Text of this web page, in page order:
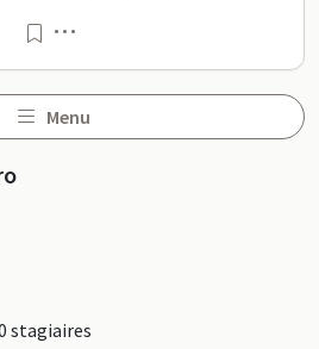
Menu
stagiaires